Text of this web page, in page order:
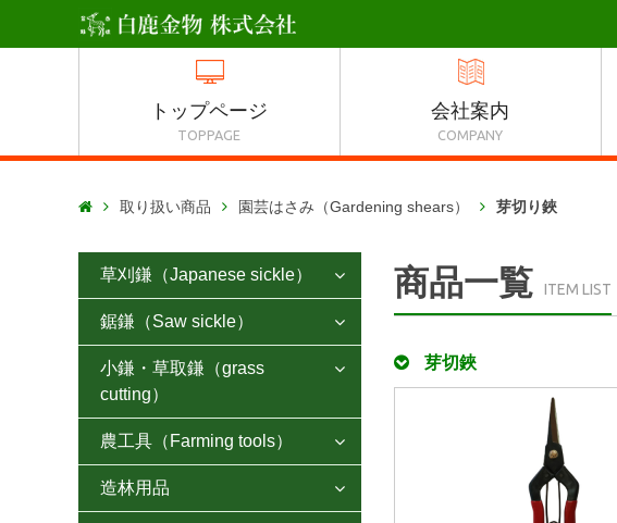
トップページ
TOPPAGE
会社案内
COMPANY
 取り扱い商品 園芸はさみ（Gardening shears） 芽切り鋏
商品一覧 ITEM LIST
芽切鋏
草刈鎌（Japanese sickle） 
アカマック鎌
片刃薄鎌
各種片刃鎌
両刃薄鎌
合鎌
鋸鎌（Saw sickle） 
鋸鎌 荒目タイプ
鋸鎌 普通目タイプ
鋸鎌 細目タイプ
鋸鎌 豆刈タイプ
小鎌・草取鎌（grass
cutting）

片手ホー
草取鎌
農工具（Farming tools） 
草削りホー
造林用品 